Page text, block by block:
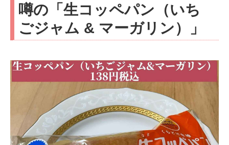
噂の「生コッペパン（いち
ごジャム & マーガリン）」